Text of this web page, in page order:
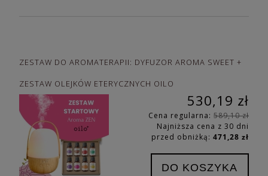
ZESTAW DO AROMATERAPII: DYFUZOR AROMA SWEET +
ZESTAW OLEJKÓW ETERYCZNYCH OILO
530,19 zł
Cena regularna: 589,10 zł
Najniższa cena z 30 dni
przed obniżką: 471,28 zł
DO KOSZYKA